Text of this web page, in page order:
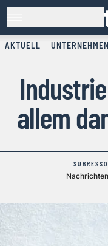
AKTUELL UNTERNEHMEN
allem